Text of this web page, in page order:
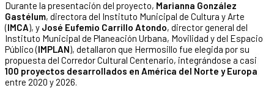
Durante la presentación del proyecto, Marianna González
Gastélum, directora del Instituto Municipal de Cultura y Arte
(IMCA), y José Eufemio Carrillo Atondo, director general del
Instituto Municipal de Planeación Urbana, Movilidad y del Espacio
Público (IMPLAN), detallaron que Hermosillo fue elegida por su
propuesta del Corredor Cultural Centenario, integrándose a casi
100 proyectos desarrollados en América del Norte y Europa
entre 2020 y 2026.